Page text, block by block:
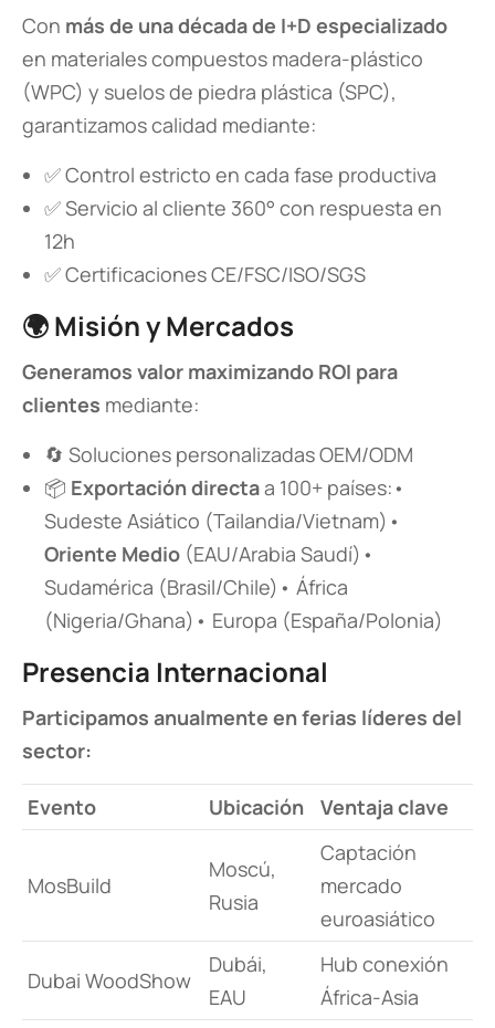
Con ​ ​más de una década de I+D especializado​
en materiales compuestos madera-plástico
(WPC) y suelos de piedra plástica (SPC),
garantizamos calidad mediante:
✅ Control estricto en cada fase productiva
✅ Servicio al cliente 360° con respuesta en
12h
✅ Certificaciones CE/FSC/ISO/SGS
🌍 ​​Misión y Mercados​
​Generamos valor maximizando ROI para
clientes​ ​ mediante:
🔄 Soluciones personalizadas OEM/ODM
📦 ​ ​Exportación directa​​ a 100+ países:•
Sudeste Asiático (Tailandia/Vietnam)• ​
Oriente Medio​ ​ (EAU/Arabia Saudí)•
Sudamérica (Brasil/Chile)• África
(Nigeria/Ghana)• Europa (España/Polonia)
​Presencia Internacional​
​Participamos anualmente en ferias líderes del
sector:​
​Evento​ ​Ubicación​ ​Ventaja clave​
MosBuild
Moscú,
Rusia
Captación
mercado
euroasiático
Dubai WoodShow
Dubái,
EAU
Hub conexión
África-Asia